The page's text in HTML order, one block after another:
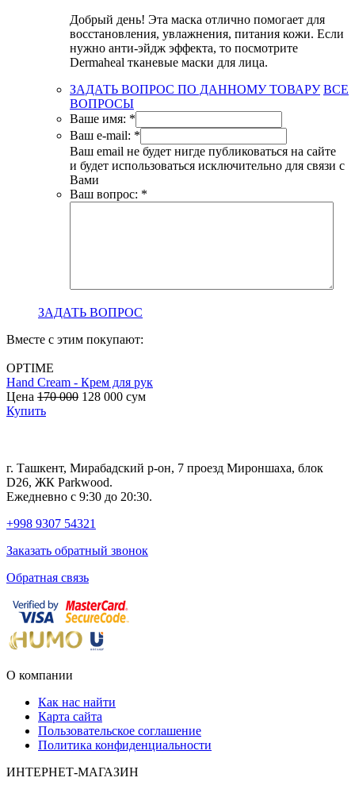
Добрый день! Эта маска отлично помогает для
восстановления, увлажнения, питания кожи. Если
нужно анти-эйдж эффекта, то посмотрите
Dermaheal тканевые маски для лица.
ЗАДАТЬ ВОПРОС ПО ДАННОМУ ТОВАРУ ВСЕ
ВОПРОСЫ
Ваше имя: *
Ваш e-mail: *
Ваш email не будет нигде публиковаться на сайте
и будет использоваться исключительно для связи с
Вами
Ваш вопрос: *
ЗАДАТЬ ВОПРОС
Вместе с этим покупают:
OPTIME
Hand Cream - Крем для рук
Цена 170 000 128 000 сум
Купить
г. Ташкент, Мирабадский р-он, 7 проезд Мироншаха, блок
D26, ЖК Раrkwood.
Ежедневно с 9:30 до 20:30.
+998 9307 54321
Заказать обратный звонок
Обратная связь
О компании
Как нас найти
Карта сайта
Пользовательское соглашение
Политика конфиденциальности
ИНТЕРНЕТ-МАГАЗИН